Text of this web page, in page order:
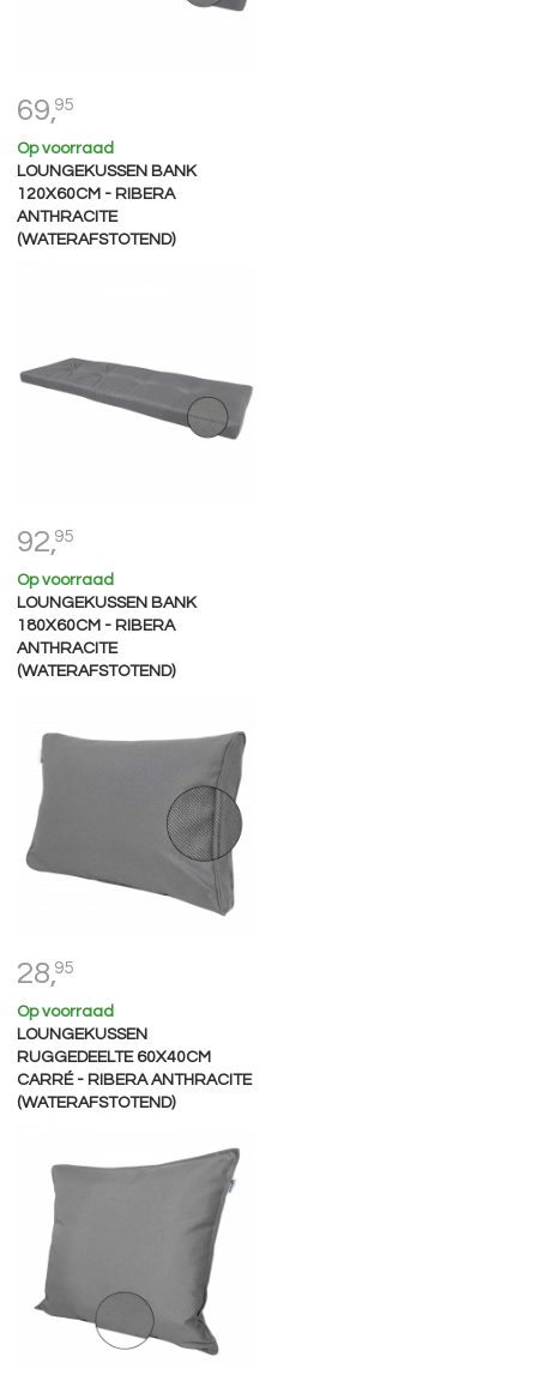
69,95
Op voorraad
LOUNGEKUSSEN BANK
120X60CM - RIBERA
ANTHRACITE
(WATERAFSTOTEND)
92,95
Op voorraad
LOUNGEKUSSEN BANK
180X60CM - RIBERA
ANTHRACITE
(WATERAFSTOTEND)
28,95
Op voorraad
LOUNGEKUSSEN
RUGGEDEELTE 60X40CM
CARRÉ - RIBERA ANTHRACITE
(WATERAFSTOTEND)